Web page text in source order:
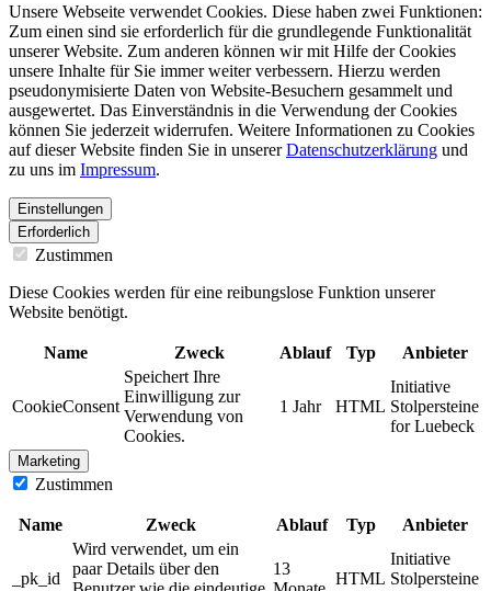
Unsere Webseite verwendet Cookies. Diese haben zwei Funktionen:
Zum einen sind sie erforderlich für die grundlegende Funktionalität
unserer Website. Zum anderen können wir mit Hilfe der Cookies
unsere Inhalte für Sie immer weiter verbessern. Hierzu werden
pseudonymisierte Daten von Website-Besuchern gesammelt und
ausgewertet. Das Einverständnis in die Verwendung der Cookies
können Sie jederzeit widerrufen. Weitere Informationen zu Cookies
auf dieser Website finden Sie in unsererDatenschutzerklärung und
zu uns im Impressum.
Einstellungen
Erforderlich
Zustimmen
Diese Cookies werden für eine reibungslose Funktion unserer
Website benötigt.
Name Zweck Ablauf Typ Anbieter
CookieConsent
Speichert Ihre
Einwilligung zur
Verwendung von
Cookies.
1 Jahr HTML
Initiative
Stolpersteine
for Luebeck
Marketing
Zustimmen
Name Zweck Ablauf Typ Anbieter
_pk_id
Wird verwendet, um ein
paar Details über den
13
HTML
Initiative
Stolpersteine